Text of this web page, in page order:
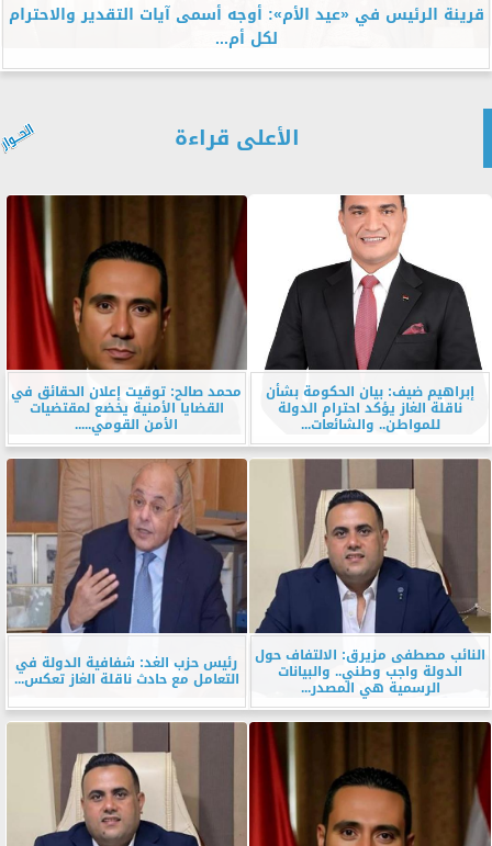
قرينة الرئيس في «عيد الأم»: أوجه أسمى آيات التقدير والاحترام
لكل أم...
الأعلى قراءة
إبراهيم ضيف: بيان الحكومة بشأن
ناقلة الغاز يؤكد احترام الدولة
للمواطن.. والشائعات...
محمد صالح: توقيت إعلان الحقائق في
القضايا الأمنية يخضع لمقتضيات
الأمن القومي.....
النائب مصطفى مزيرق: الالتفاف حول
الدولة واجب وطني.. والبيانات
الرسمية هي المصدر...
رئيس حزب الغد: شفافية الدولة في
التعامل مع حادث ناقلة الغاز تعكس...